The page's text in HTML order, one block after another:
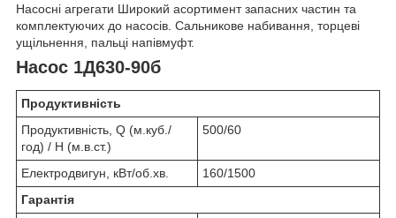
Насосні агрегати Широкий асортимент запасних частин та
комплектуючих до насосів. Сальникове набивання, торцеві
ущільнення, пальці напівмуфт.
Насос 1Д630-90б
Продуктивність
Продуктивність, Q (м.куб./
год) / Н (м.в.ст.)
500/60
Електродвигун, кВт/об.хв.
160/1500
Гарантія